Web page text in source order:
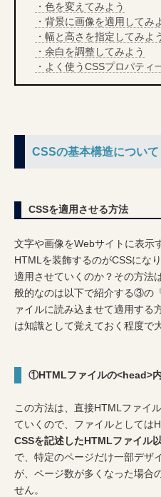
・色を変えてみよう
・背景に画像を適用してみ
・幅と高さを指定してみよ
・余白を調整してみよう
・よく使うCSSプロパティ
CSSの基本構造について
CSSを適用させる方法
文字や画像をWebサイトに表示
HTMLを装飾するのがCSSにな
適用させていくのか？その方法
般的なのは以下で紹介する③の
ァイルに読み込ませて適用す
は知識として覚えておく程度で
①HTMLファイルの<head>
この方法は、直接HTMLファイ
ていくので、ファイルとしては
CSSを記述したHTMLファイル
で、特定のページだけ一部デザ
が、ページ数が多くなった場合
せん。